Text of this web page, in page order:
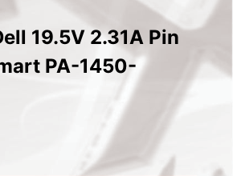
19.5V 2.31A Pin
PA-1450-